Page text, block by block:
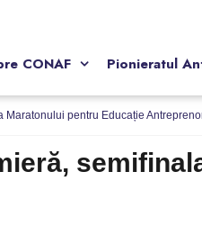
CONAF Pionieratul
pentru Educație